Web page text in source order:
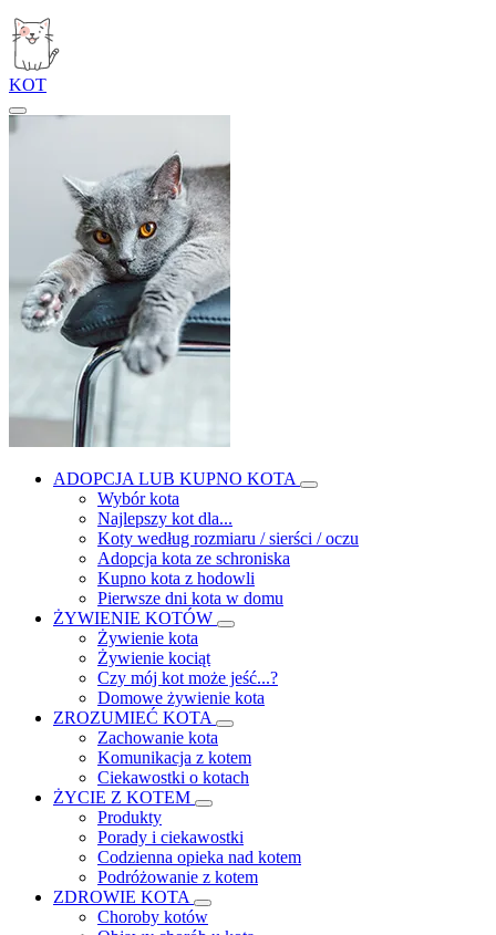
KOT
ADOPCJA LUB KUPNO KOTA
Wybór kota
Najlepszy kot dla...
Koty według rozmiaru / sierści / oczu
Adopcja kota ze schroniska
Kupno kota z hodowli
Pierwsze dni kota w domu
ŻYWIENIE KOTÓW
Żywienie kota
Żywienie kociąt
Czy mój kot może jeść...?
Domowe żywienie kota
ZROZUMIEĆ KOTA
Zachowanie kota
Komunikacja z kotem
Ciekawostki o kotach
ŻYCIE Z KOTEM
Produkty
Porady i ciekawostki
Codzienna opieka nad kotem
Podróżowanie z kotem
ZDROWIE KOTA
Choroby kotów